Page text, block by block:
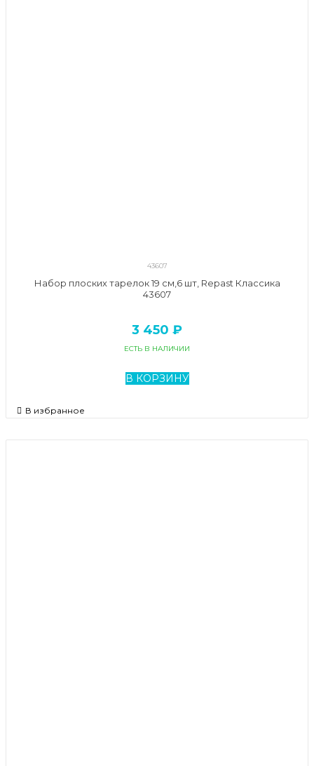
43607
Набор плоских тарелок 19 см,6 шт, Repast Классика
43607
3 450 ₽
ЕСТЬ В НАЛИЧИИ
В КОРЗИНУ
В избранное